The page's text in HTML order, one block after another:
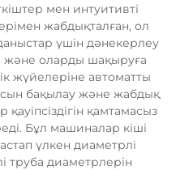
мен интуитивті
жабдықталған, ол
үшін дәнекерлеу
және оларды шақыруға
жүйелеріне автоматты
бақылау және жабдық
қамтамасыз
Бұл машиналар кіші
үлкен диаметрлі
труба диаметрлерін